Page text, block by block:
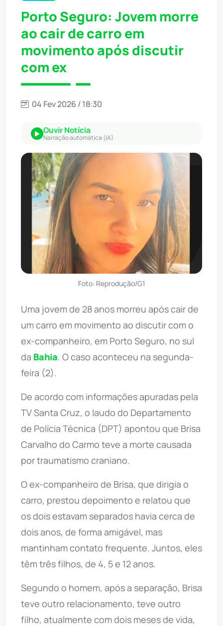
Porto Seguro: Jovem morre
ao cair de carro em
movimento após discutir
com ex
04 Fev 2026 / 18:30
Ouvir Notícia
Narração automática (IA)
Foto: Reprodução/G1
Uma jovem de 28 anos morreu após cair de
um carro em movimento ao discutir com o
ex-companheiro, em Porto Seguro, no sul
da Bahia. O caso aconteceu na segunda-
feira (2).
De acordo com informações apuradas pela
TV Santa Cruz, o laudo do Departamento
de Polícia Técnica (DPT) apontou que Brisa
Carvalho do Carmo teve a morte causada
por traumatismo craniano.
O ex-companheiro de Brisa, que dirigia o
carro, prestou depoimento e relatou que
os dois estavam separados havia cerca de
dois anos, de forma amigável, mas
mantinham contato frequente. Juntos, eles
têm três filhos, de 4, 5 e 12 anos.
Segundo o homem, após a separação, Brisa
teve outro relacionamento, teve outro
filho, atualmente com dois meses de vida,